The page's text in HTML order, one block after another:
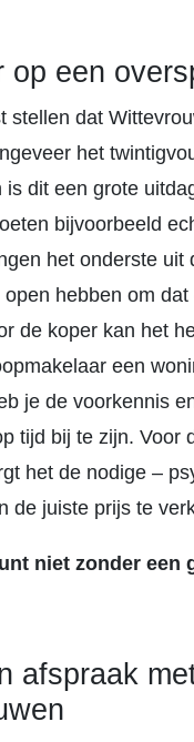
op een
stellen dat
het
is dit een grote
bijvoorbeeld
het onderste
hebben om
de koper kan het
een
je de voorkennis
tijd bij te zijn. Voor
het de nodige –
de juiste prijs te
niet zonder een
afspraak